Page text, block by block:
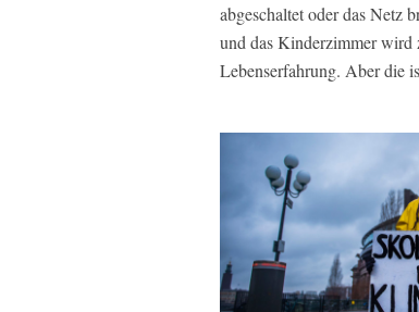
abgeschaltet oder das Netz
und das Kinderzimmer wird
Lebenserfahrung. Aber die